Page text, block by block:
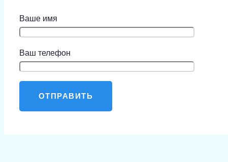
Ваше имя
Ваш телефон